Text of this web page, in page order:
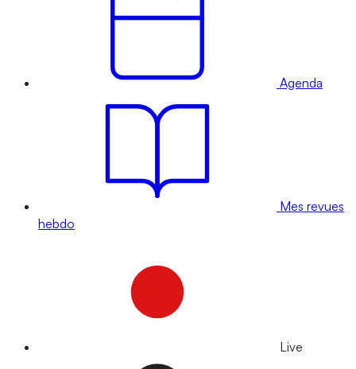
Agenda
Mes revues
hebdo
Live